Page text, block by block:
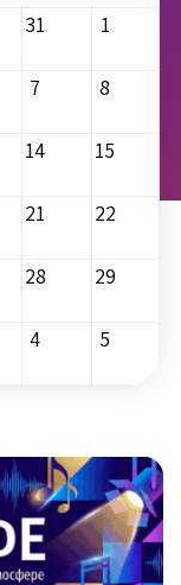
31 1
7 8
14 15
21 22
28 29
4 5